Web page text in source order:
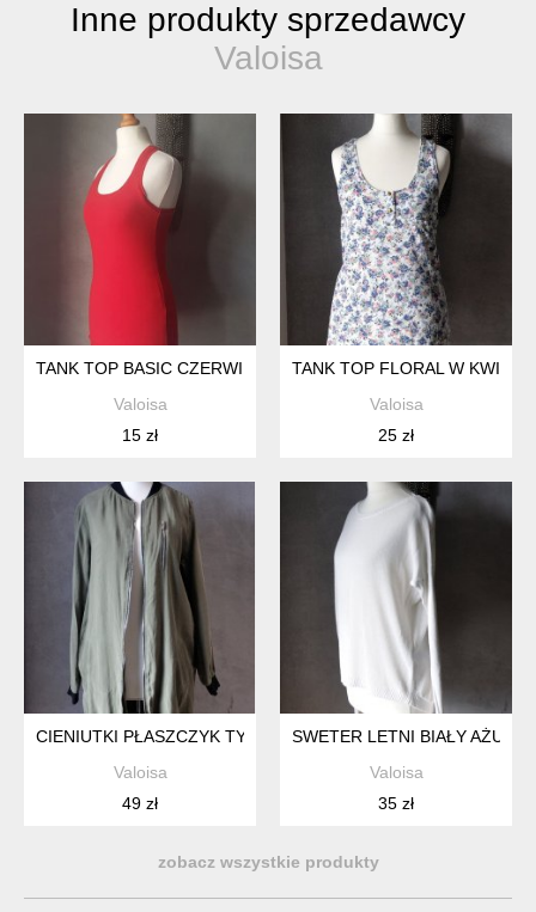
Inne produkty sprzedawcy
Valoisa
TANK TOP BASIC CZERWIEŃ BAWEŁNA XS S
Valoisa
15 zł
TANK TOP FLORAL W
Valoisa
25 zł
CIENIUTKI PŁASZCZYK TYPU BEJSBOLÓWKA XS S
Valoisa
49 zł
SWETER LETNI BIAŁY
Valoisa
35 zł
zobacz wszystkie produkty